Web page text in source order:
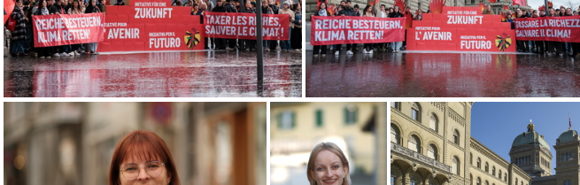
240208 Einreichung Depot2 240208 Einreichung Depot1